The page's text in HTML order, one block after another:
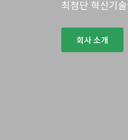
최첨단 혁신기
회사 소개